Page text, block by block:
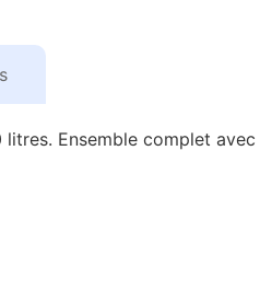
Ensemble complet avec